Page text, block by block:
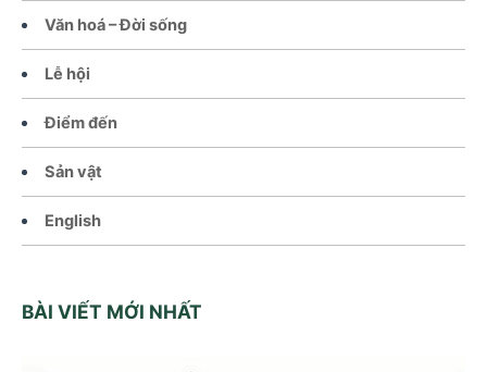
Văn hoá – Đời sống
Lễ hội
Điểm đến
Sản vật
English
BÀI VIẾT MỚI NHẤT